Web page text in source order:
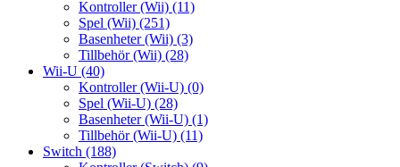
Kontroller (Wii) (11)
Spel (Wii) (251)
Basenheter (Wii) (3)
Tillbehör (Wii) (28)
Wii-U (40)
Kontroller (Wii-U) (0)
Spel (Wii-U) (28)
Basenheter (Wii-U) (1)
Tillbehör (Wii-U) (11)
Switch (188)